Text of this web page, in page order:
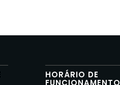
HORÁRIO DE
FUNCIONAMENTO